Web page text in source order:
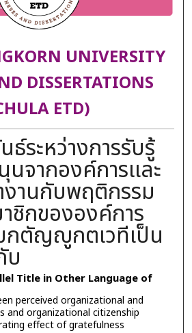
UNIVERSITY
DISSERTATIONS
ETD)
ระหว่างการรับรู้
จากองค์การและ
งานกับพฤติกรรม
ชิกขององค์การ
กตัญญูกตเวทีเป็น
บ
Title in Other Language of
perceived organizational and
and organizational citizenship
effect of gratefulness